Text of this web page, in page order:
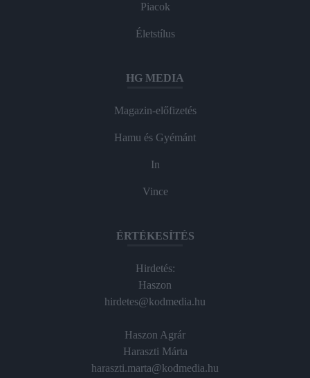
Piacok
Életstílus
HG MEDIA
Magazin-előfizetés
Hamu és Gyémánt
In
Vince
ÉRTÉKESÍTÉS
Hirdetés:
Haszon
hirdetes@kodmedia.hu
Haszon Agrár
Haraszti Márta
haraszti.marta@kodmedia.hu